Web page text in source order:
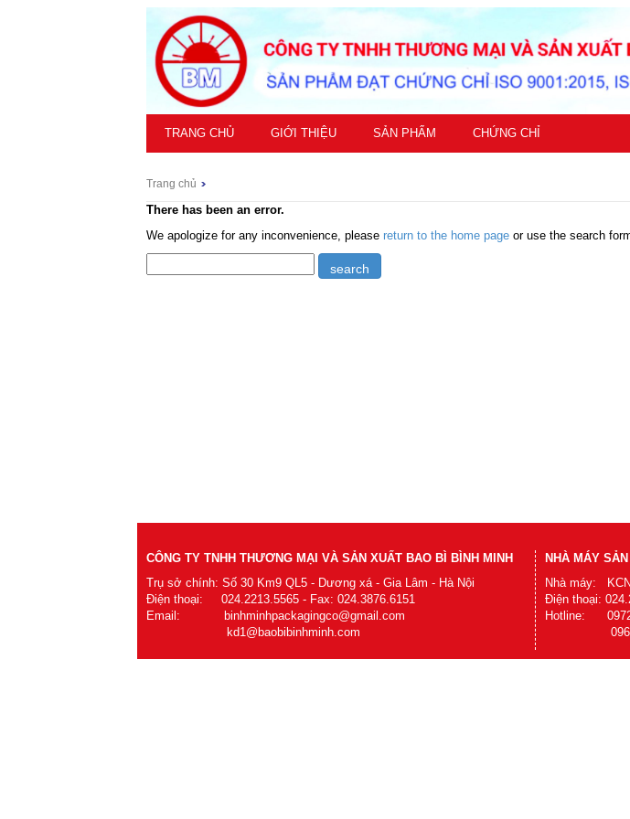
TRANG CHỦ GIỚI THIỆU SẢN PHẨM CHỨNG CHỈ
Trang chủ
There has been an error.
We apologize for any inconvenience, please return to the home page or use the search
CÔNG TY TNHH THƯƠNG MẠI VÀ SẢN XUẤT BAO BÌ BÌNH MINH
Trụ sở chính: Số 30 Km9 QL5 - Dương xá - Gia Lâm - Hà Nội
Điện thoại: 024.2213.5565 - Fax: 024.3876.6151
Email: binhminhpackagingco@gmail.com
kd1@baobibinhminh.com
NHÀ MÁY
Nhà máy:
Điện thoại:
Hotline: